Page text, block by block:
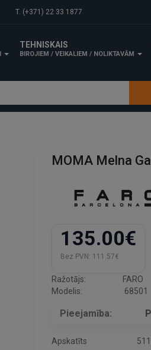
T. (+371) 22 33 1877
TEHNISKAIS
BIROJIEM / VEIKALIEM / NOLIKTAVĀM
MOMA Melna
135.00€
Bez PVN: 111.57€
Ražotājs:
FARO
Modelis:
68501
Pieejamība:
Apskatīts